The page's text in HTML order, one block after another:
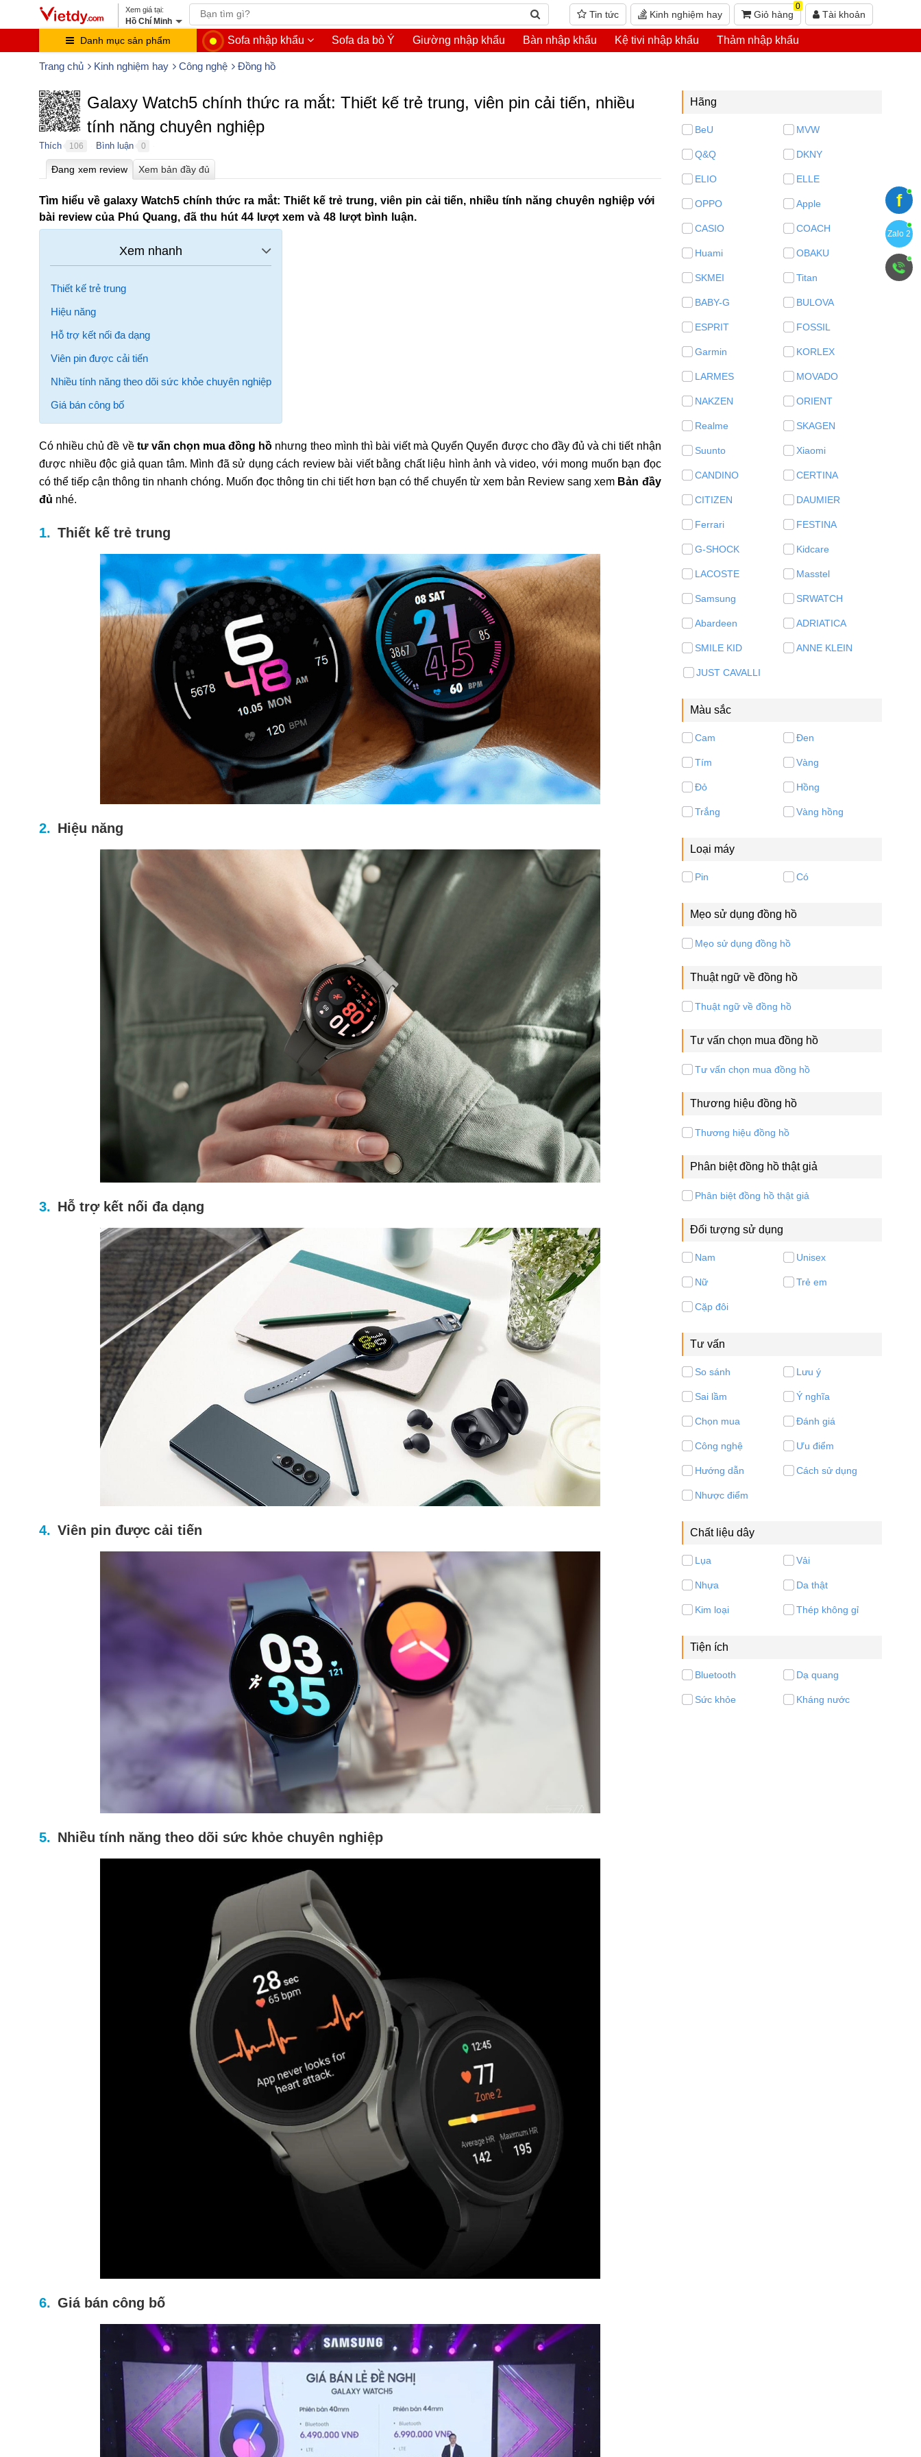
Hồ Chí Minh
Tin tức Kinh nghiệm hay Giỏ hàng
0
Tài khoản
Danh mục sản phẩm Sofa nhập khẩu Sofa da bò Ý Giường nhập khẩu Bàn nhập khẩu Kệ tivi nhập khẩu Thảm nhập khẩu
Trang chủ Kinh nghiệm hay Công nghệ Đồng hồ
Hãng
BeU MVW
Q&Q DKNY
ELIO ELLE
OPPO Apple
CASIO COACH
Huami OBAKU
SKMEI Titan
BABY-G BULOVA
ESPRIT FOSSIL
Garmin KORLEX
LARMES MOVADO
NAKZEN ORIENT
Realme SKAGEN
Suunto Xiaomi
CANDINO CERTINA
CITIZEN DAUMIER
Ferrari FESTINA
G-SHOCK Kidcare
LACOSTE Masstel
Samsung SRWATCH
Abardeen ADRIATICA
SMILE KID ANNE KLEIN
JUST CAVALLI
Màu sắc
Cam Đen
Tím Vàng
Đỏ Hồng
Trắng Vàng hồng
Loại máy
Pin Có
Mẹo sử dụng đồng hồ
Mẹo sử dụng đồng hồ
Thuật ngữ về đồng hồ
Thuật ngữ về đồng hồ
Tư vấn chọn mua đồng hồ
Tư vấn chọn mua đồng hồ
Thương hiệu đồng hồ
Thương hiệu đồng hồ
Phân biệt đồng hồ thật giả
Phân biệt đồng hồ thật giả
Đối tượng sử dụng
Nam Unisex
Nữ Trẻ em
Cặp đôi
Tư vấn
So sánh Lưu ý
Sai lầm Ý nghĩa
Chọn mua Đánh giá
Công nghệ Ưu điểm
Hướng dẫn Cách sử dụng
Nhược điểm
Chất liệu dây
Lụa Vải
Nhựa Da thật
Kim loại Thép không gỉ
Tiện ích
Bluetooth Dạ quang
Sức khỏe Kháng nước
Galaxy Watch5 chính thức ra mắt: Thiết kế trẻ trung, viên pin cải tiến, nhiều
tính năng chuyên nghiệp
Thích 106 Bình luận 0
Tìm hiểu về galaxy Watch5 chính thức ra mắt: Thiết kế trẻ trung, viên pin cải tiến, nhiều tính năng chuyên nghiệp với
bài review của Phú Quang, đã thu hút 44 lượt xem và 48 lượt bình luận.
Thiết kế trẻ trung
Hiệu năng
Hỗ trợ kết nối đa dạng
Viên pin được cải tiến
Nhiều tính năng theo dõi sức khỏe chuyên nghiệp
Giá bán công bố
Có nhiều chủ đề về tư vấn chọn mua đồng hồ nhưng theo mình thì bài viết mà Quyển Quyển được cho đầy đủ và chi tiết nhận
được nhiều độc giả quan tâm. Mình đã sử dụng cách review bài viết bằng chất liệu hình ảnh và video, với mong muốn bạn đọc
có thể tiếp cận thông tin nhanh chóng. Muốn đọc thông tin chi tiết hơn bạn có thể chuyển từ xem bản Review sang xem Bản đầy
đủ nhé.
Thiết kế trẻ trung
Hiệu năng
Hỗ trợ kết nối đa dạng
Viên pin được cải tiến
Nhiều tính năng theo dõi sức khỏe chuyên nghiệp
Giá bán công bố
f
Zalo 2